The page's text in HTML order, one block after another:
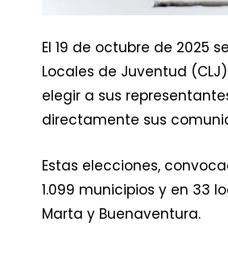
El 19 de octubre de 2025
Locales de Juventud
elegir a sus
directamente sus
Estas elecciones,
1.099 municipios y en 33
Marta y Buenaventura.